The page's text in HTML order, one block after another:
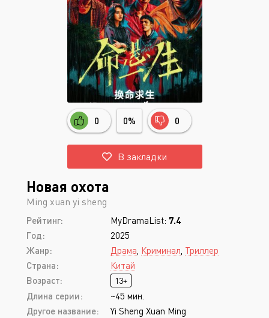
Запомнить
ВОЙТИ НА САЙТ
Регистрация Восстановить пароль
Или войти через
0 0% 0
В закладки
Новая охота
Ming xuan yi sheng
Рейтинг: MyDramaList: 7.4
Год:
2025
Жанр:
Драма Криминал Триллер
Страна:
Китай
Возраст:
13+
Длина серии:
~45 мин.
Другое название:
Yi Sheng Xuan Ming